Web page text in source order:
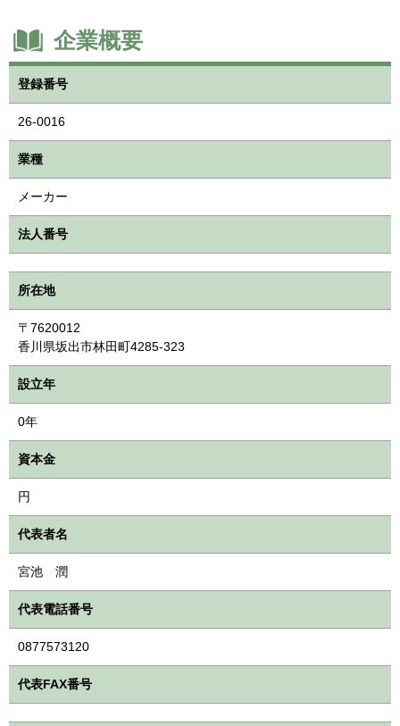
企業概要
登録番号
26-0016
業種
メーカー
法人番号
所在地
〒7620012
香川県坂出市林田町4285-323
設立年
0年
資本金
円
代表者名
宮池 潤
代表電話番号
0877573120
代表FAX番号